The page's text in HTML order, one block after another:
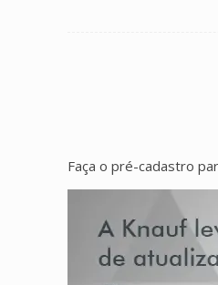
Faça o pré-cadastro